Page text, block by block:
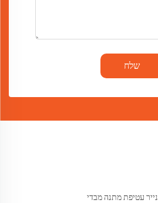
שלח
נייר עטיפת מתנה מבדי